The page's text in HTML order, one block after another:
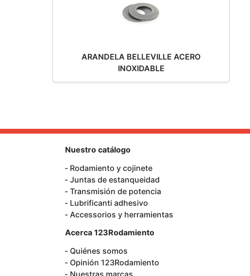
ARANDELA BELLEVILLE ACERO
INOXIDABLE
Nuestro catálogo
Rodamiento y cojinete
Juntas de estanqueidad
Transmisión de potencia
Lubrificanti adhesivo
Accessorios y herramientas
Acerca 123Rodamiento
Quiénes somos
Opinión 123Rodamiento
Nuestras marcas